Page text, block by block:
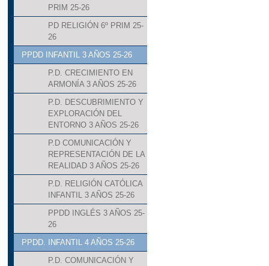
PRIM 25-26
PD RELIGIÓN 6º PRIM 25-
26
PPDD INFANTIL 3 AÑOS 25-26
P.D. CRECIMIENTO EN
ARMONÍA 3 AÑOS 25-26
P.D. DESCUBRIMIENTO Y
EXPLORACIÓN DEL
ENTORNO 3 AÑOS 25-26
P.D COMUNICACIÓN Y
REPRESENTACIÓN DE LA
REALIDAD 3 AÑOS 25-26
P.D. RELIGIÓN CATÓLICA
INFANTIL 3 AÑOS 25-26
PPDD INGLÉS 3 AÑOS 25-
26
PPDD. INFANTIL 4 AÑOS 25-26
P.D. COMUNICACIÓN Y